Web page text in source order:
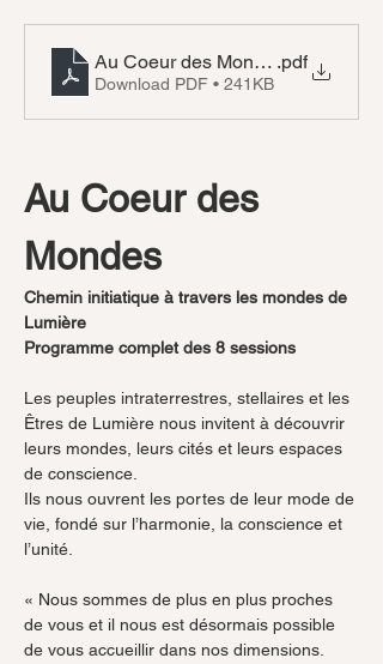
Au Coeur des Mondes Programme
.pdf
Download PDF • 241KB
Au Coeur des
Mondes
Chemin initiatique à travers les mondes de
Lumière
Programme complet des 8 sessions
Les peuples intraterrestres, stellaires et les
Êtres de Lumière nous invitent à découvrir
leurs mondes, leurs cités et leurs espaces
de conscience.
Ils nous ouvrent les portes de leur mode de
vie, fondé sur l’harmonie, la conscience et
l’unité.
« Nous sommes de plus en plus proches
de vous et il nous est désormais possible
de vous accueillir dans nos dimensions.